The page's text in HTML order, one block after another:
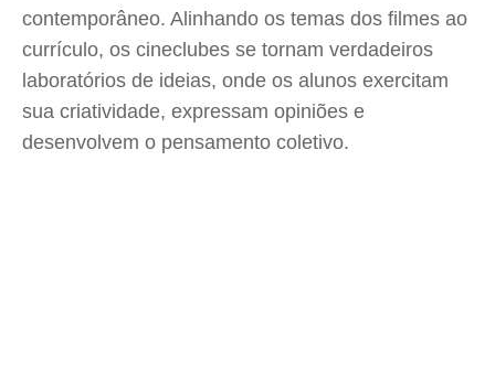
contemporâneo. Alinhando os temas dos filmes ao
currículo, os cineclubes se tornam verdadeiros
laboratórios de ideias, onde os alunos exercitam
sua criatividade, expressam opiniões e
desenvolvem o pensamento coletivo.